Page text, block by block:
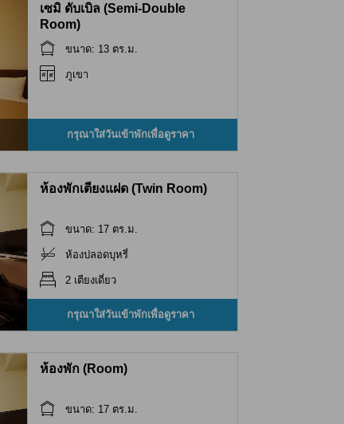
เซมิ ดับเบิล (Semi-Double
Room)
ขนาด: 13 ตร.ม.
ภูเขา
กรุณาใส่วันเข้าพักเพื่อดูราคา
ห้องพักเตียงแฝด (Twin Room)
ขนาด: 17 ตร.ม.
ห้องปลอดบุหรี่
2 เตียงเดี่ยว
กรุณาใส่วันเข้าพักเพื่อดูราคา
ห้องพัก (Room)
ขนาด: 17 ตร.ม.